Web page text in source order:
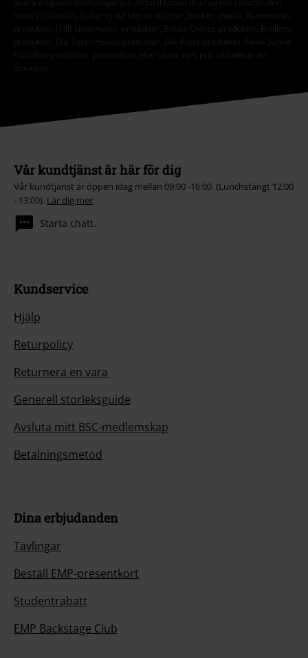
andra erbjudanden/kampanjer. Aktuell rabatt dras av när rabattkoden
löses in i kassan. Gäller ej vid köp av biljetter, böcker, media, Rammstein-
produkter, (Till) Lindemann,-produkter, Böhse Onklez-produkter, Broilers-
produkter, Die Toten Hosen-produkter, Die Ärzte-produkter, Feine Sahne
Fischfilet-produkter, presentkort eller varor vars pris inkluderar en
donation.
Vår kundtjänst är här för dig
Vår kundtjänst är öppen idag mellan 09:00 -16:00. (Lunchstängt 12:00
- 13:00). Lär dig mer
Starta chatt.
Kundservice
Hjälp
Returpolicy
Returnera en vara
Generell storleksguide
Avsluta mitt BSC-medlemskap
Betalningsmetod
Dina erbjudanden
Tävlingar
Beställ EMP-presentkort
Studentrabatt
EMP Backstage Club